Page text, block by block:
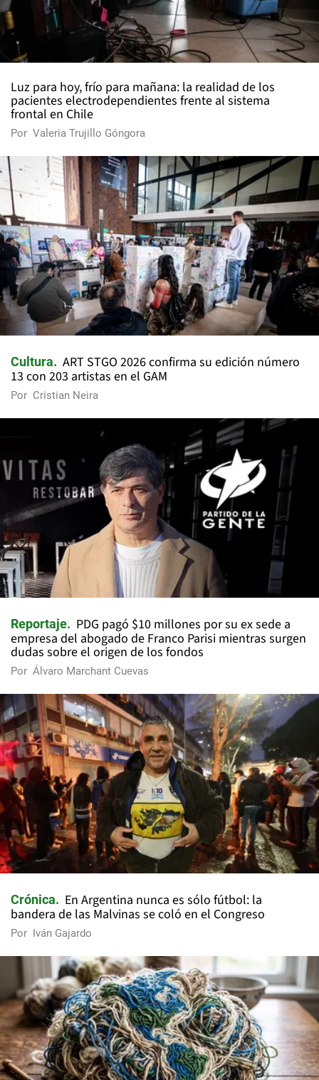
Luz para hoy, frío para mañana: la realidad de los
pacientes electrodependientes frente al sistema
frontal en Chile
Por Valeria Trujillo Góngora
Cultura
ART STGO 2026 confirma su edición número
13 con 203 artistas en el GAM
Por Cristian Neira
Reportaje
PDG pagó $10 millones por su ex sede a
empresa del abogado de Franco Parisi mientras surgen
dudas sobre el origen de los fondos
Por Álvaro Marchant Cuevas
Crónica
En Argentina nunca es sólo fútbol: la
bandera de las Malvinas se coló en el Congreso
Por Iván Gajardo